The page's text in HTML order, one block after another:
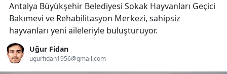
Antalya Büyükşehir Belediyesi Sokak Hayvanları Geçici
Bakımevi ve Rehabilitasyon Merkezi, sahipsiz
hayvanları yeni aileleriyle buluşturuyor.
Uğur Fidan
ugurfidan1956@gmail.com